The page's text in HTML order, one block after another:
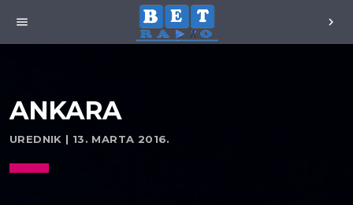
menu chevron_right
ANKARA
UREDNIK | 13. MARTA 2016.